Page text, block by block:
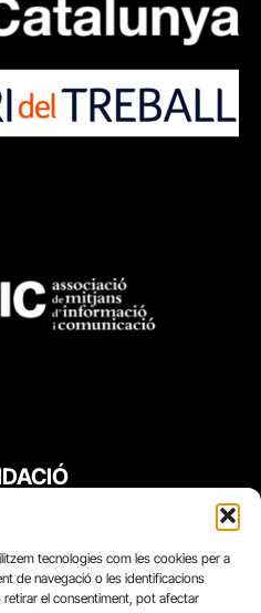
tecnologies com les cookies per a
de navegació o les identificacions
el consentiment, pot afectar